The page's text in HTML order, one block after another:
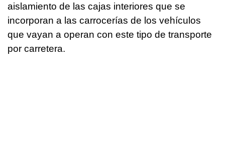
aislamiento de las cajas interiores que se
incorporan a las carrocerías de los vehículos
que vayan a operan con este tipo de transporte
por carretera.